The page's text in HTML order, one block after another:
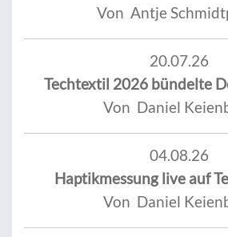
Von Antje
20.07.26
Techtextil 2026 bündelte
Von Daniel
04.08.26
Haptikmessung live auf
Von Daniel